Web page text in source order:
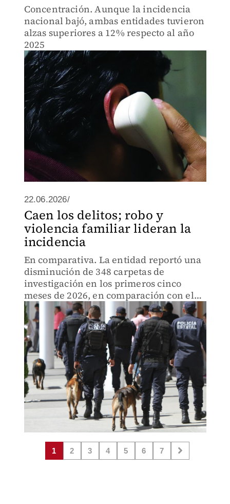
Concentración. Aunque la incidencia
nacional bajó, ambas entidades tuvieron
alzas superiores a 12% respecto al año
2025
22.06.2026/
Caen los delitos; robo y
violencia familiar lideran la
incidencia
En comparativa. La entidad reportó una
disminución de 348 carpetas de
investigación en los primeros cinco
meses de 2026, en comparación con el
mismo periodo del año 2025
1 2 3 4 5 6 7